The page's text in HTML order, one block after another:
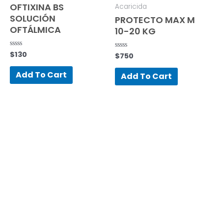
OFTIXINA BS
SOLUCIÓN
OFTÁLMICA
Rated
0
out
$130
Add To Cart
Acaricida
PROTECTO MAX M
10-20 KG
Rated
0
out
$750
Add To Cart